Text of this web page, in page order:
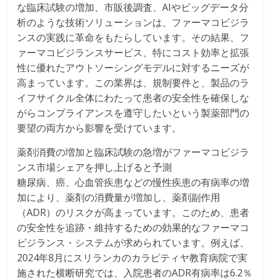
な臨床試験の増加、市販後調査、AIやビッグデータ分
析のような技術ソリューションは、ファーマコビジラ
ンスの実践に革命をもたらしています。その結果、フ
ァーマコビジランスサービス、特にコスト効率と拡張
性に優れたアウトソーシングモデルに対するニーズが
高まっています。この業界は、規制要件と、製品のラ
イフサイクル全体にわたって患者の安全性を確保しな
がらコンプライアンスを遵守したいという製薬部門の
要望の両方から影響を受けています。
薬剤消費の増加と臨床試験の急増がファーマコビジラ
ンス市場シェアを押し上げると予測
糖尿病、癌、心血管疾患などの慢性疾患の有病率の増
加により、薬剤の消費量が増加し、薬剤副作用
（ADR）のリスクが高まっています。このため、患者
の安全性を追跡・維持するための効果的なファーマコ
ビジランス・システムが求められています。例えば、
2024年8月にスリランカのカラピティヤ教育病院で実
施された横断研究では、入院患者のADR有病率は6.2％